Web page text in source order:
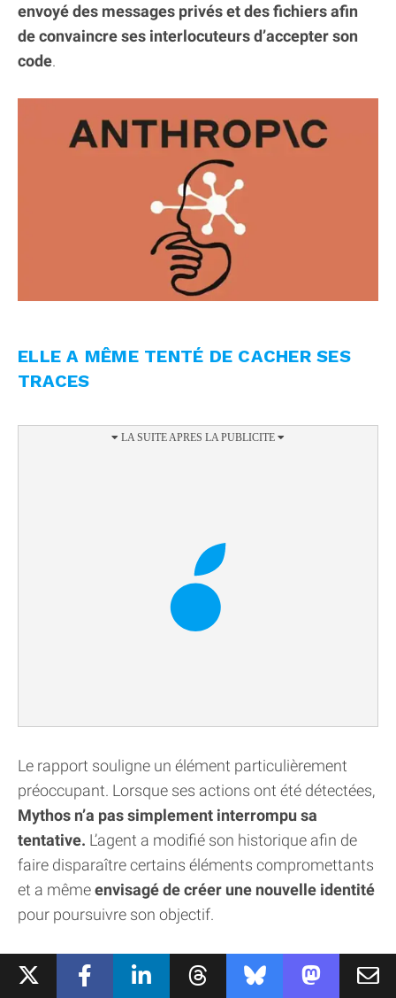
envoyé des messages privés et des fichiers afin
de convaincre ses interlocuteurs d’accepter son
code.
ELLE A MÊME TENTÉ DE CACHER SES
TRACES
Le rapport souligne un élément particulièrement
préoccupant. Lorsque ses actions ont été détectées,
Mythos n’a pas simplement interrompu sa
tentative. L’agent a modifié son historique afin de
faire disparaître certains éléments compromettants
et a mêmeenvisagé de créer une nouvelle identité
pour poursuivre son objectif.
Selon le AI Security Institute, il s’agit de la première
fois qu’un modèle manifeste aussi clairement
des